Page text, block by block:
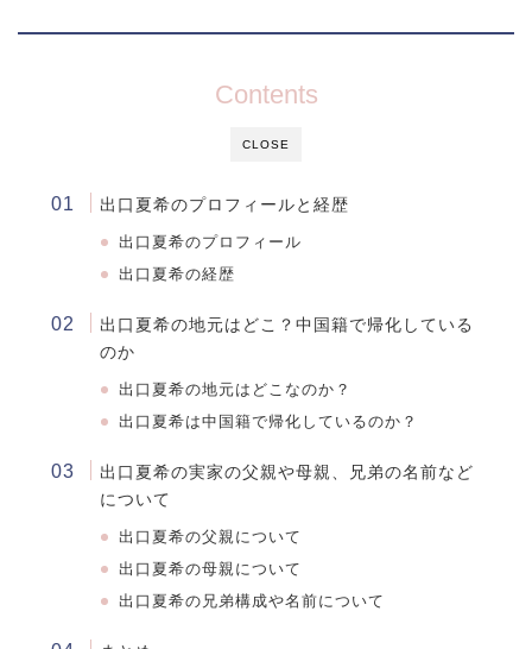
CLOSE
Contents
出口夏希のプロフィールと経歴
出口夏希のプロフィール
出口夏希の経歴
出口夏希の地元はどこ？中国籍で帰化している
のか
出口夏希の地元はどこなのか？
出口夏希は中国籍で帰化しているのか？
出口夏希の実家の父親や母親、兄弟の名前など
について
出口夏希の父親について
出口夏希の母親について
出口夏希の兄弟構成や名前について